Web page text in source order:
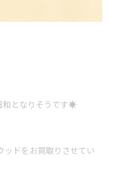
和となりそうです☀️
ッドをお買取りさせてい